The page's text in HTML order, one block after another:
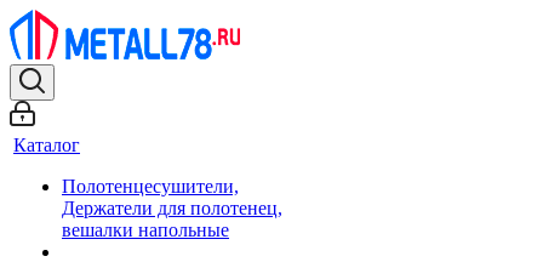
Каталог
Полотенцесушители,
Держатели для полотенец,
вешалки напольные